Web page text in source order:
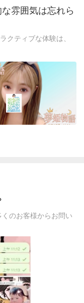
雰囲気は忘れら
クティブな体験は、
のお客様からお問い